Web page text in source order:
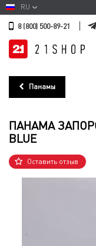
RU
8 (800) 500-89-21
Панамы
ПАНАМА
BLUE
Оставить отзыв